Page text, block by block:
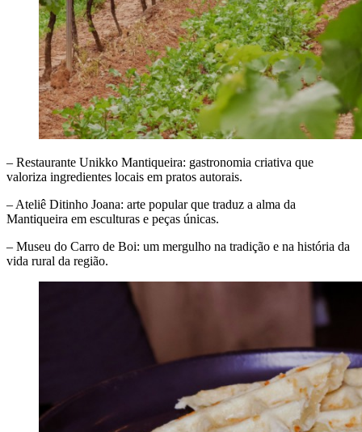
– Restaurante Unikko Mantiqueira: gastronomia criativa que
valoriza ingredientes locais em pratos autorais.
– Ateliê Ditinho Joana: arte popular que traduz a alma da
Mantiqueira em esculturas e peças únicas.
– Museu do Carro de Boi: um mergulho na tradição e na história da
vida rural da região.